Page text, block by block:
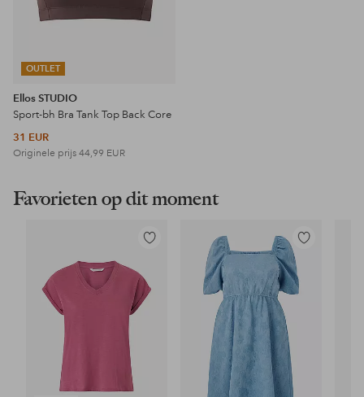
OUTLET
Ellos STUDIO
Sport-bh Bra Tank Top Back Core
31 EUR
Originele prijs 44,99 EUR
Favorieten op dit moment
Toevoegen
favorieten
Toevoegen
aan
favorieten